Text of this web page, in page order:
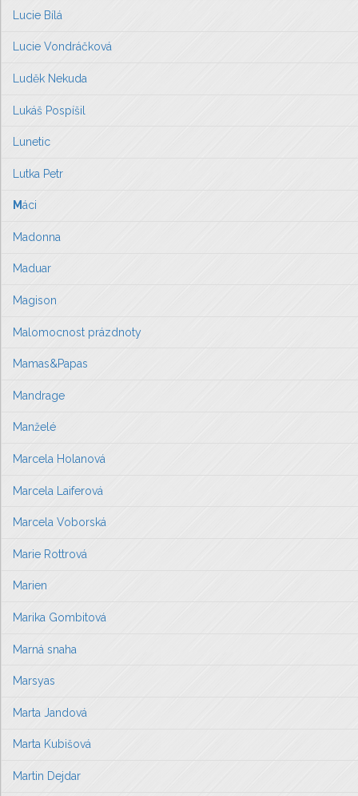
Lucie Bílá
Lucie Vondráčková
Luděk Nekuda
Lukáš Pospíšil
Lunetic
Lutka Petr
Máci
Madonna
Maduar
Magison
Malomocnost prázdnoty
Mamas&Papas
Mandrage
Manželé
Marcela Holanová
Marcela Laiferová
Marcela Voborská
Marie Rottrová
Marien
Marika Gombitová
Marná snaha
Marsyas
Marta Jandová
Marta Kubišová
Martin Dejdar